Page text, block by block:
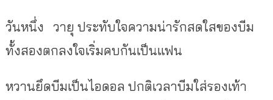
วันหนึ่ง
วายุ ประทับใจความน่ารักสดใสของบีม
ทั้งสองตกลงใจเริ่มคบกันเป็นแฟน
หวานยึดบีมเป็นไอดอล ปกติเวลาบีมใส่รองเท้า